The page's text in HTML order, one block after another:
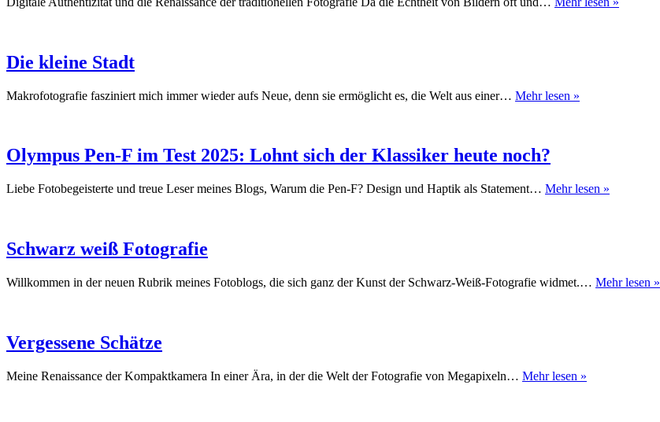
Fuji
Die kleine Stadt
Makrofotografie fasziniert mich immer wieder aufs Neue, denn sie ermöglicht es, die Welt aus einer… Mehr lesen »
Olympus Pen-F im Test 2025: Lohnt sich der Klassiker heute noch?
Liebe Fotobegeisterte und treue Leser meines Blogs, Warum die Pen-F? Design und Haptik als Statement… Mehr lesen »
sich
Schwarz weiß Fotografie
Willkommen in der neuen Rubrik meines Fotoblogs, die sich ganz der Kunst der Schwarz-Weiß-Fotografie widmet.… Mehr lesen »
Vergessene Schätze
Meine Renaissance der Kompaktkamera In einer Ära, in der die Welt der Fotografie von Megapixeln… Mehr lesen »